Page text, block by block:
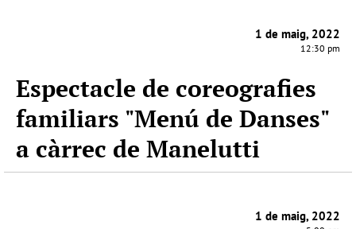
1 de maig, 2022
12:30 pm
Espectacle de coreografies
familiars "Menú de Danses"
a càrrec de Manelutti
1 de maig, 2022